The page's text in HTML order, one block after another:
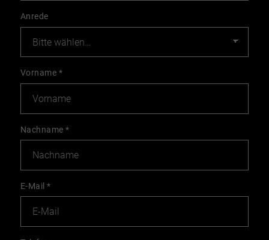
Anrede
Vorname *
Nachname*
E-Mail*